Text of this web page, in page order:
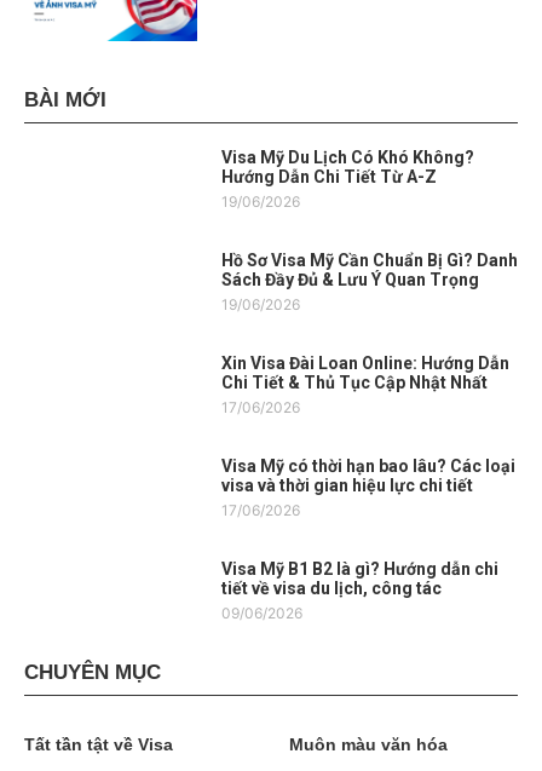
BÀI MỚI
Visa Mỹ Du Lịch Có Khó Không?
Hướng Dẫn Chi Tiết Từ A-Z
19/06/2026
Hồ Sơ Visa Mỹ Cần Chuẩn Bị Gì? Danh
Sách Đầy Đủ & Lưu Ý Quan Trọng
19/06/2026
Xin Visa Đài Loan Online: Hướng Dẫn
Chi Tiết & Thủ Tục Cập Nhật Nhất
17/06/2026
Visa Mỹ có thời hạn bao lâu? Các loại
visa và thời gian hiệu lực chi tiết
17/06/2026
Visa Mỹ B1 B2 là gì? Hướng dẫn chi
tiết về visa du lịch, công tác
09/06/2026
CHUYÊN MỤC
Tất tần tật về Visa Muôn màu văn hóa